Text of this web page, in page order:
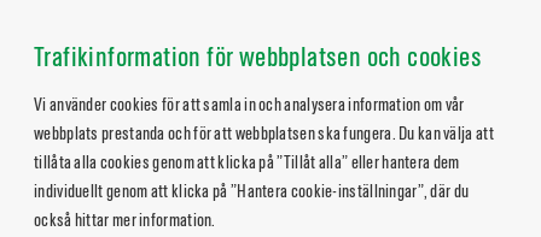
Trafikinformation för webbplatsen och cookies
Vi använder cookies för att samla in och analysera information om vår
webbplats prestanda och för att webbplatsen ska fungera. Du kan välja att
tillåta alla cookies genom att klicka på ”Tillåt alla” eller hantera dem
individuellt genom att klicka på ”Hantera cookie-inställningar”, där du
också hittar mer information.